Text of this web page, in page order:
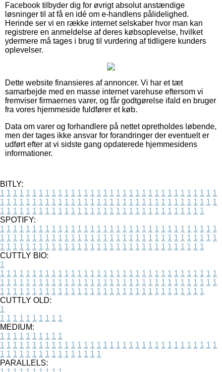
Facebook tilbyder dig for øvrigt absolut anstændige
løsninger til at få en idé om e-handlens pålidelighed.
Herinde ser vi en række internet selskaber hvor man kan
registrere en anmeldelse af deres købsoplevelse, hvilket
ydermere må tages i brug til vurdering af tidligere kunders
oplevelser.
Dette website finansieres af annoncer. Vi har et tæt
samarbejde med en masse internet varehuse eftersom vi
fremviser firmaernes varer, og får godtgørelse ifald en bruger
fra vores hjemmeside fuldfører et køb.
Data om varer og forhandlere på nettet opretholdes løbende,
men der tages ikke ansvar for forandringer der eventuelt er
udført efter at vi sidste gang opdaterede hjemmesidens
informationer.
BITLY:
1 1 1 1 1 1 1 1 1 1 1 1 1 1 1 1 1 1 1 1 1 1 1 1 1 1 1 1 1 1 1 1 1 1
1 1 1 1 1 1 1 1 1 1 1 1 1 1 1 1 1 1 1 1 1 1 1 1 1 1 1 1 1 1 1 1 1 1
1 1 1 1 1 1 1 1 1 1 1 1 1 1 1 1 1 1 1 1 1 1 1 1 1 1 1 1 1 1 1 1
SPOTIFY:
1 1 1 1 1 1 1 1 1 1 1 1 1 1 1 1 1 1 1 1 1 1 1 1 1 1 1 1 1 1 1 1 1 1
1 1 1 1 1 1 1 1 1 1 1 1 1 1 1 1 1 1 1 1 1 1 1 1 1 1 1 1 1 1 1 1 1 1
1 1 1 1 1 1 1 1 1 1 1 1 1 1 1 1 1 1 1 1 1 1 1 1 1 1 1 1 1 1 1 1
CUTTLY BIO:
1
1 1 1 1 1 1 1 1 1 1 1 1 1 1 1 1 1 1 1 1 1 1 1 1 1 1 1 1 1 1 1 1 1 1
1 1 1 1 1 1 1 1 1 1 1 1 1 1 1 1 1 1 1 1 1 1 1 1 1 1 1 1 1 1 1 1 1 1
1 1 1 1 1 1 1 1 1 1 1 1 1 1 1 1 1 1 1 1 1 1 1 1 1 1 1 1 1 1 1 1
CUTTLY OLD:
1
1 1 1 1 1 1 1 1 1 1
MEDIUM:
1 1 1 1 1 1 1 1 1 1
1 1 1 1 1 1 1 1 1 1 1 1 1 1 1 1 1 1 1 1 1 1 1 1 1 1 1 1 1 1 1 1 1 1
1 1 1 1 1 1 1 1 1 1 1 1 1 1 1 1
PARALLELS: